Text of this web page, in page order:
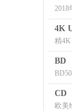
2018
4K
精
BD
CD
欧美